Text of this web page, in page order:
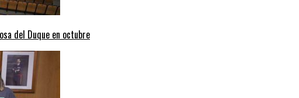
del Duque en octubre